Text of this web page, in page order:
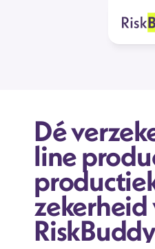
Dé
line
zekerheid
RiskBuddy